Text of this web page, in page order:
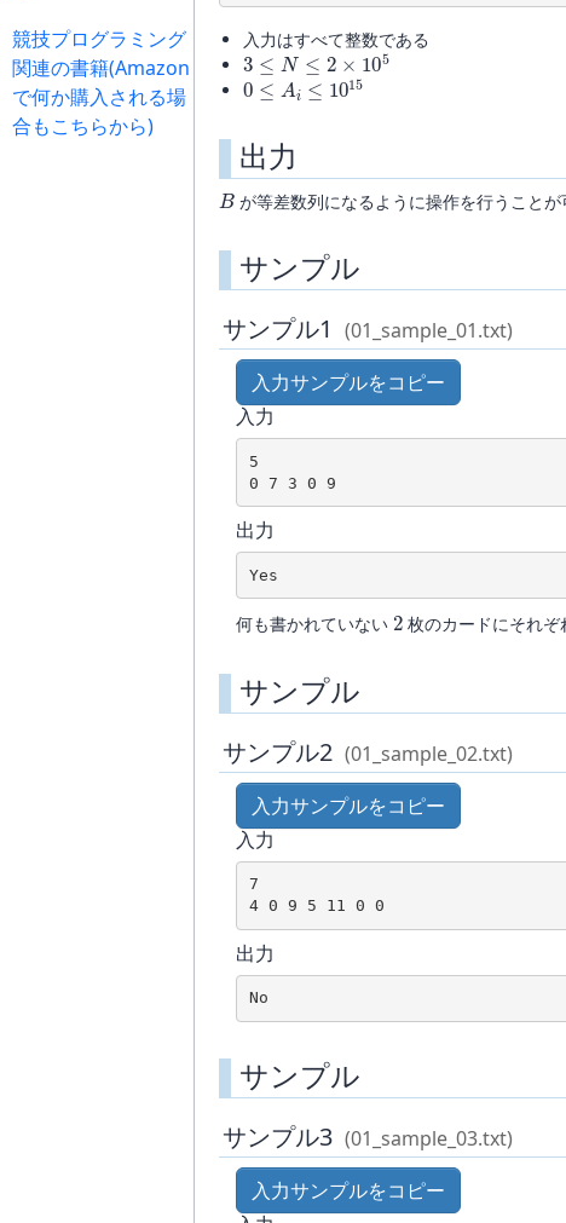
競技プログラミング
関連の書籍(Amazon
で何か購入される場
合もこちらから)
入力はすべて整数である
3≤N≤2 ×105
0 ≤Ai≤ 10 15
出力
B
が等差数列になるように操作を行うことが
サンプル
サンプル1
(01_sample_01.txt)
入力サンプルをコピー
入力
5
0 7 3 0 9
出力
Yes
何も書かれていない
2
枚のカードにそれぞ
サンプル
サンプル2 (01_sample_02.txt)
入力サンプルをコピー
入力
7
出力
No
サンプル
サンプル3 (01_sample_03.txt)
入力サンプルをコピー